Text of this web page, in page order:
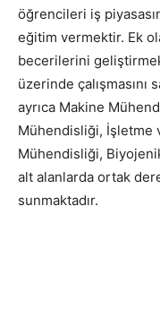
öğrencileri iş
eğitim vermektir. Ek
becerilerini
üzerinde
ayrıca Makine
Mühendisliği, İşletme
Mühendisliği,
alt alanlarda ortak
sunmaktadır.